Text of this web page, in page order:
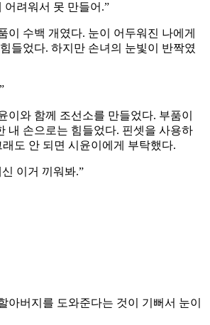
어려워서 못 만들어.”
이 수백 개였다. 눈이 어두워진 나에게
들었다. 하지만 손녀의 눈빛이 반짝였
이와 함께 조선소를 만들었다. 부품이
내 손으로는 힘들었다. 핀셋을 사용하
도 안 되면 시윤이에게 부탁했다.
이거 끼워봐.”
아버지를 도와준다는 것이 기뻐서 눈이